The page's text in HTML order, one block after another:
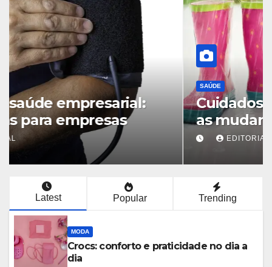
SAÚDE
Cuidados com a saúde: Como
as mudanças de temperatura
afetam o corpo
EDITORIAL
Latest Popular Trending
MODA
Crocs: conforto e praticidade no dia a
dia